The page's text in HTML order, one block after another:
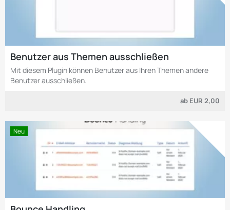
Benutzer aus Themen ausschließen
Mit diesem Plugin können Benutzer aus Ihren Themen andere
Benutzer ausschließen.
ab EUR 2,00
Neu